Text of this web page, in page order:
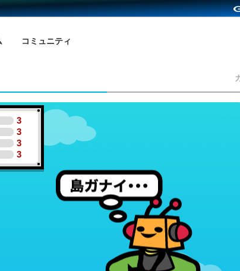
コミュニティ
3
3
3
3